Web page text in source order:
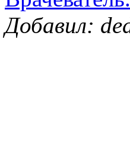
Добавил: